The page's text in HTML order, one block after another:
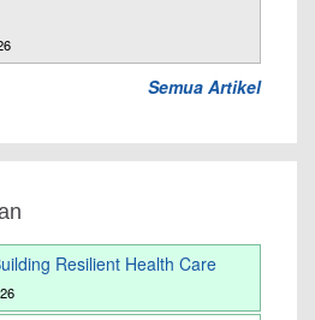
Semua Artikel
Resilient Health Care